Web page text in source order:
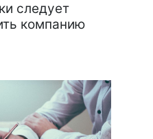
следует
компанию